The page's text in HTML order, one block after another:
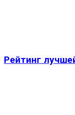
Рейтинг